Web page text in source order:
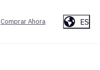
Comprar Ahora ES